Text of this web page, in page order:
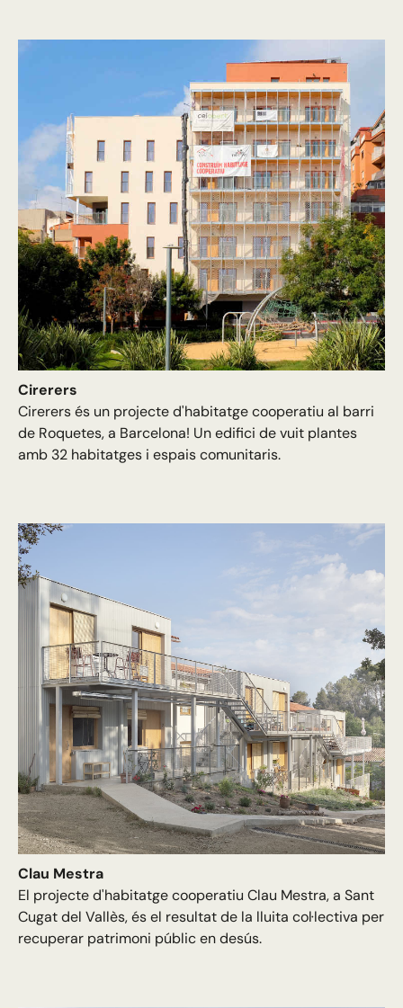
Cirerers
Cirerers és un projecte d'habitatge cooperatiu al barri
de Roquetes, a Barcelona! Un edifici de vuit plantes
amb 32 habitatges i espais comunitaris.
Clau Mestra
El projecte d'habitatge cooperatiu Clau Mestra, a Sant
Cugat del Vallès, és el resultat de la lluita col·lectiva per
recuperar patrimoni públic en desús.